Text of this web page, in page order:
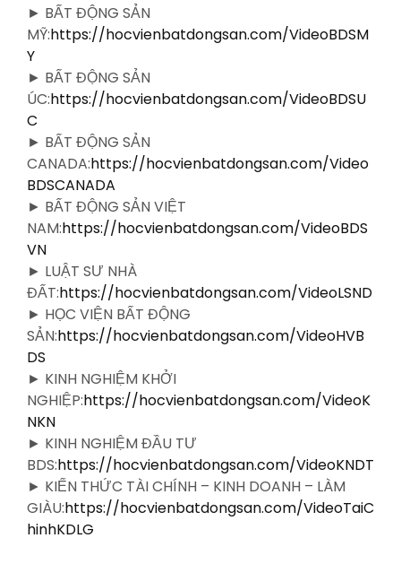
► BẤT ĐỘNG SẢN
MỸ:https://hocvienbatdongsan.com/VideoBDSM
Y
► BẤT ĐỘNG SẢN
ÚC:https://hocvienbatdongsan.com/VideoBDSU
C
► BẤT ĐỘNG SẢN
CANADA:https://hocvienbatdongsan.com/Video
BDSCANADA
► BẤT ĐỘNG SẢN VIỆT
NAM:https://hocvienbatdongsan.com/VideoBDS
VN
► LUẬT SƯ NHÀ
ĐẤT:https://hocvienbatdongsan.com/VideoLSND
► HỌC VIỆN BẤT ĐỘNG
SẢN:https://hocvienbatdongsan.com/VideoHVB
DS
► KINH NGHIỆM KHỞI
NGHIỆP:https://hocvienbatdongsan.com/VideoK
NKN
► KINH NGHIỆM ĐẦU TƯ
BDS:https://hocvienbatdongsan.com/VideoKNDT
► KIẾN THỨC TÀI CHÍNH – KINH DOANH – LÀM
GIÀU:https://hocvienbatdongsan.com/VideoTaiC
hinhKDLG